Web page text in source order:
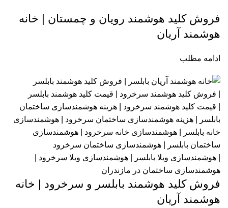
فروش کلید هوشمند رویان و چمستان | خانه
هوشمند آریان
ادامه مطلب
فروش کلید هوشمند بابلسر و سرخرود | خانه
هوشمند آریان